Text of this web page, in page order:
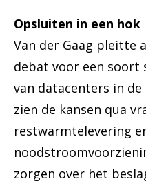
Opsluiten in een hok
Van der Gaag pleitte
debat voor een soort
van datacenters in
zien de kansen qua
restwarmtelevering
zorgen over het